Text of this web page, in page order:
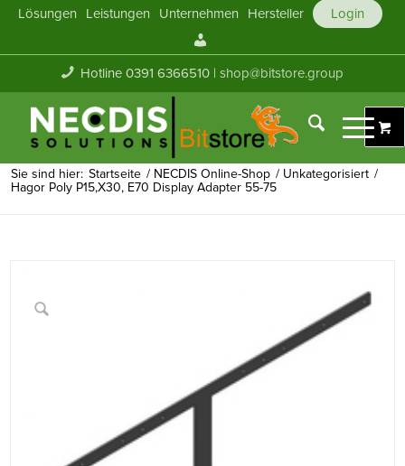
Lösungen Leistungen Unternehmen Hersteller
Login
Konto
Hotline 0391 6366510 |shop@bitstore.group
Sie sind hier: Startseite / NECDIS Online-Shop / Unkategorisiert /
Hagor Poly P15,X30, E70 Display Adapter 55-75